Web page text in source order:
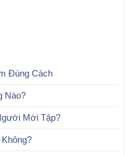
Đúng Cách
Nào?
Mới Tập?